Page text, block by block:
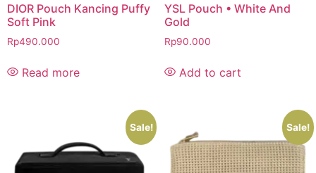
DIOR Pouch Kancing Puffy
Soft Pink
Rp490.000
Read more
YSL Pouch • White And
Gold
Rp90.000
Add to cart
Sale! Sale!